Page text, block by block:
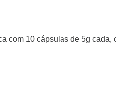
com 10 cápsulas de 5g cada,